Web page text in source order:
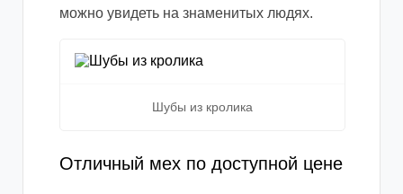
можно увидеть на знаменитых людях.
Шубы из кролика
Отличный мех по доступной цене